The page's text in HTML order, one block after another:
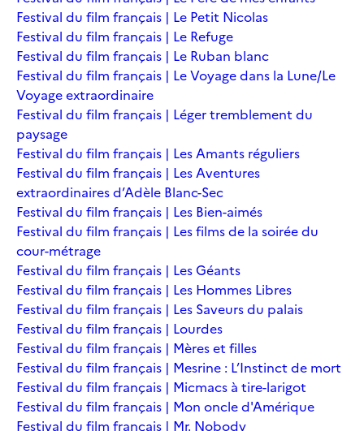
Festival du film français | Le Petit Nicolas
Festival du film français | Le Refuge
Festival du film français | Le Ruban blanc
Festival du film français | Le Voyage dans la Lune/Le
Voyage extraordinaire
Festival du film français | Léger tremblement du
paysage
Festival du film français | Les Amants réguliers
Festival du film français | Les Aventures
extraordinaires d’Adèle Blanc-Sec
Festival du film français | Les Bien-aimés
Festival du film français | Les films de la soirée du
cour-métrage
Festival du film français | Les Géants
Festival du film français | Les Hommes Libres
Festival du film français | Les Saveurs du palais
Festival du film français | Lourdes
Festival du film français | Mères et filles
Festival du film français | Mesrine : L’Instinct de mort
Festival du film français | Micmacs à tire-larigot
Festival du film français | Mon oncle d'Amérique
Festival du film français | Mr. Nobody